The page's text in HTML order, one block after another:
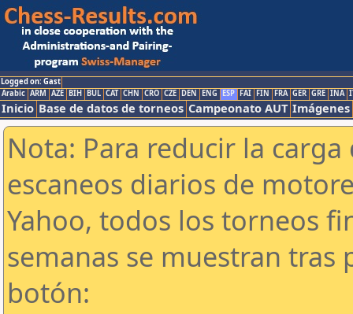
Logged on: Gast
Arabic ARM AZE BIH BUL CAT CHN CRO CZE DEN ENG ESP FAI FIN FRA GER GRE INA
Inicio Base de datos de torneos Campeonato AUT Imágenes
Nota: Para reducir la
escaneos diarios de
Yahoo, todos los torneos
semanas se muestran tras
botón: